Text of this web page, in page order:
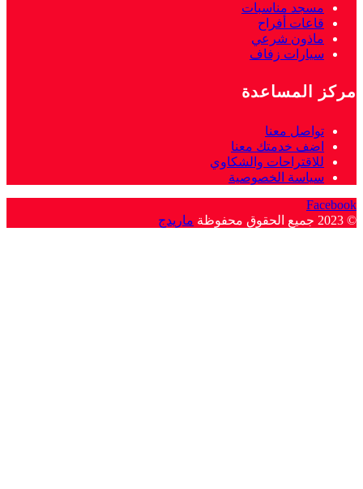
مسجد مناسبات
قاعات أفراح
ماذون شرعي
سيارات زفاف
مركز المساعدة
تواصل معنا
اضف خدمتك معنا
للاقتراحات والشكاوي
سياسة الخصوصية
Facebook
© 2023 جميع الحقوق محفوظة
ماريدج